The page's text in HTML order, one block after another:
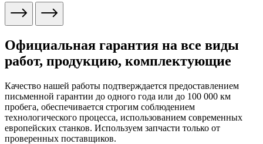
Официальная гарантия на все виды
работ, продукцию, комплектующие
Качество нашей работы подтверждается предоставлением
письменной гарантии до одного года или до 100 000 км
пробега, обеспечивается строгим соблюдением
технологического процесса, использованием современных
европейских станков. Используем запчасти только от
проверенных поставщиков.